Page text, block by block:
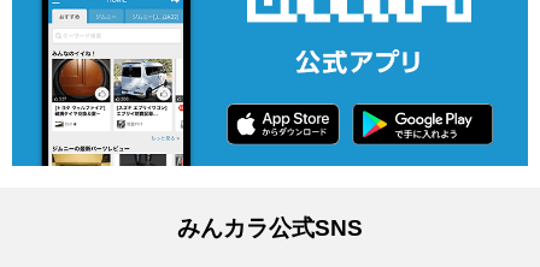
みんカラ公式SNS